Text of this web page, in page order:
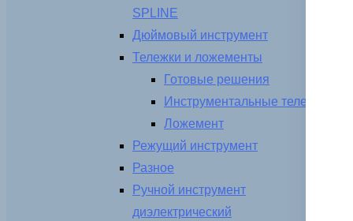
SPLINE
Дюймовый инструмент
Тележки и ложементы
Готовые решения
Инструментальные тележки
Ложемент
Режущий инструмент
Разное
Ручной инструмент
диэлектрический